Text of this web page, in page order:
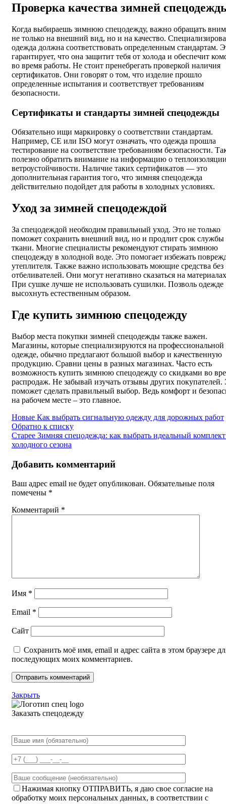
Проверка качества зимней
Когда выбираешь зимнюю спецодежду, важно обращать
не только на внешний вид, но и на качество.
одежда должна соответствовать определенным стандартам.
гарантирует, что она защитит тебя от холода и обеспечит
во время работы. Не стоит пренебрегать проверкой наличия
сертификатов. Они говорят о том, что изделие прошло
определенные испытания и соответствует требованиям
безопасности.
Сертификаты и стандарты зимней спецодежды
Обязательно ищи маркировку о соответствии стандартам.
Например, CE или ISO могут означать, что одежда прошла
тестирование на соответствие требованиям безопасности.
полезно обратить внимание на информацию о
ветроустойчивости. Наличие таких сертификатов — это
дополнительная гарантия того, что зимняя спецодежда
действительно подойдет для работы в холодных условиях.
Уход за зимней спецодеждой
За спецодеждой необходим правильный уход. Это не только
поможет сохранить внешний вид, но и продлит срок службы
ткани. Многие специалисты рекомендуют стирать зимнюю
спецодежду в холодной воде. Это помогает избежать
утеплителя. Также важно использовать моющие средства без
отбеливателей. Они могут негативно сказаться на
При сушке лучше не использовать сушилки. Позволь одежде
высохнуть естественным образом.
Где купить зимнюю спецодежду
Выбор места покупки зимней спецодежды также важен.
Магазины, которые специализируются на профессиональной
одежде, обычно предлагают большой выбор и качественную
продукцию. Сравни цены в разных магазинах. Часто есть
возможность купить зимнюю спецодежду со скидками во
распродаж. Не забывай изучать отзывы других покупателей.
поможет сделать правильный выбор. Ведь комфорт и
на рабочем месте – это главное.
Новые Как выбрать сигнальную одежду для дорожных работ
Обратно к списку
Старее Зимняя спецодежда: как выбрать идеальный
холодного сезона
Добавить комментарий
Ваш адрес email не будет опубликован. Обязательные поля
помечены *
Комментарий *
Имя *
Email *
Сайт
Сохранить моё имя, email и адрес сайта в этом браузере
последующих моих комментариев.
Закрыть
Заказать спецодежду
Нажимая кнопку ОТПРАВИТЬ, я даю свое согласие на
обработку моих персональных данных, в соответствии с